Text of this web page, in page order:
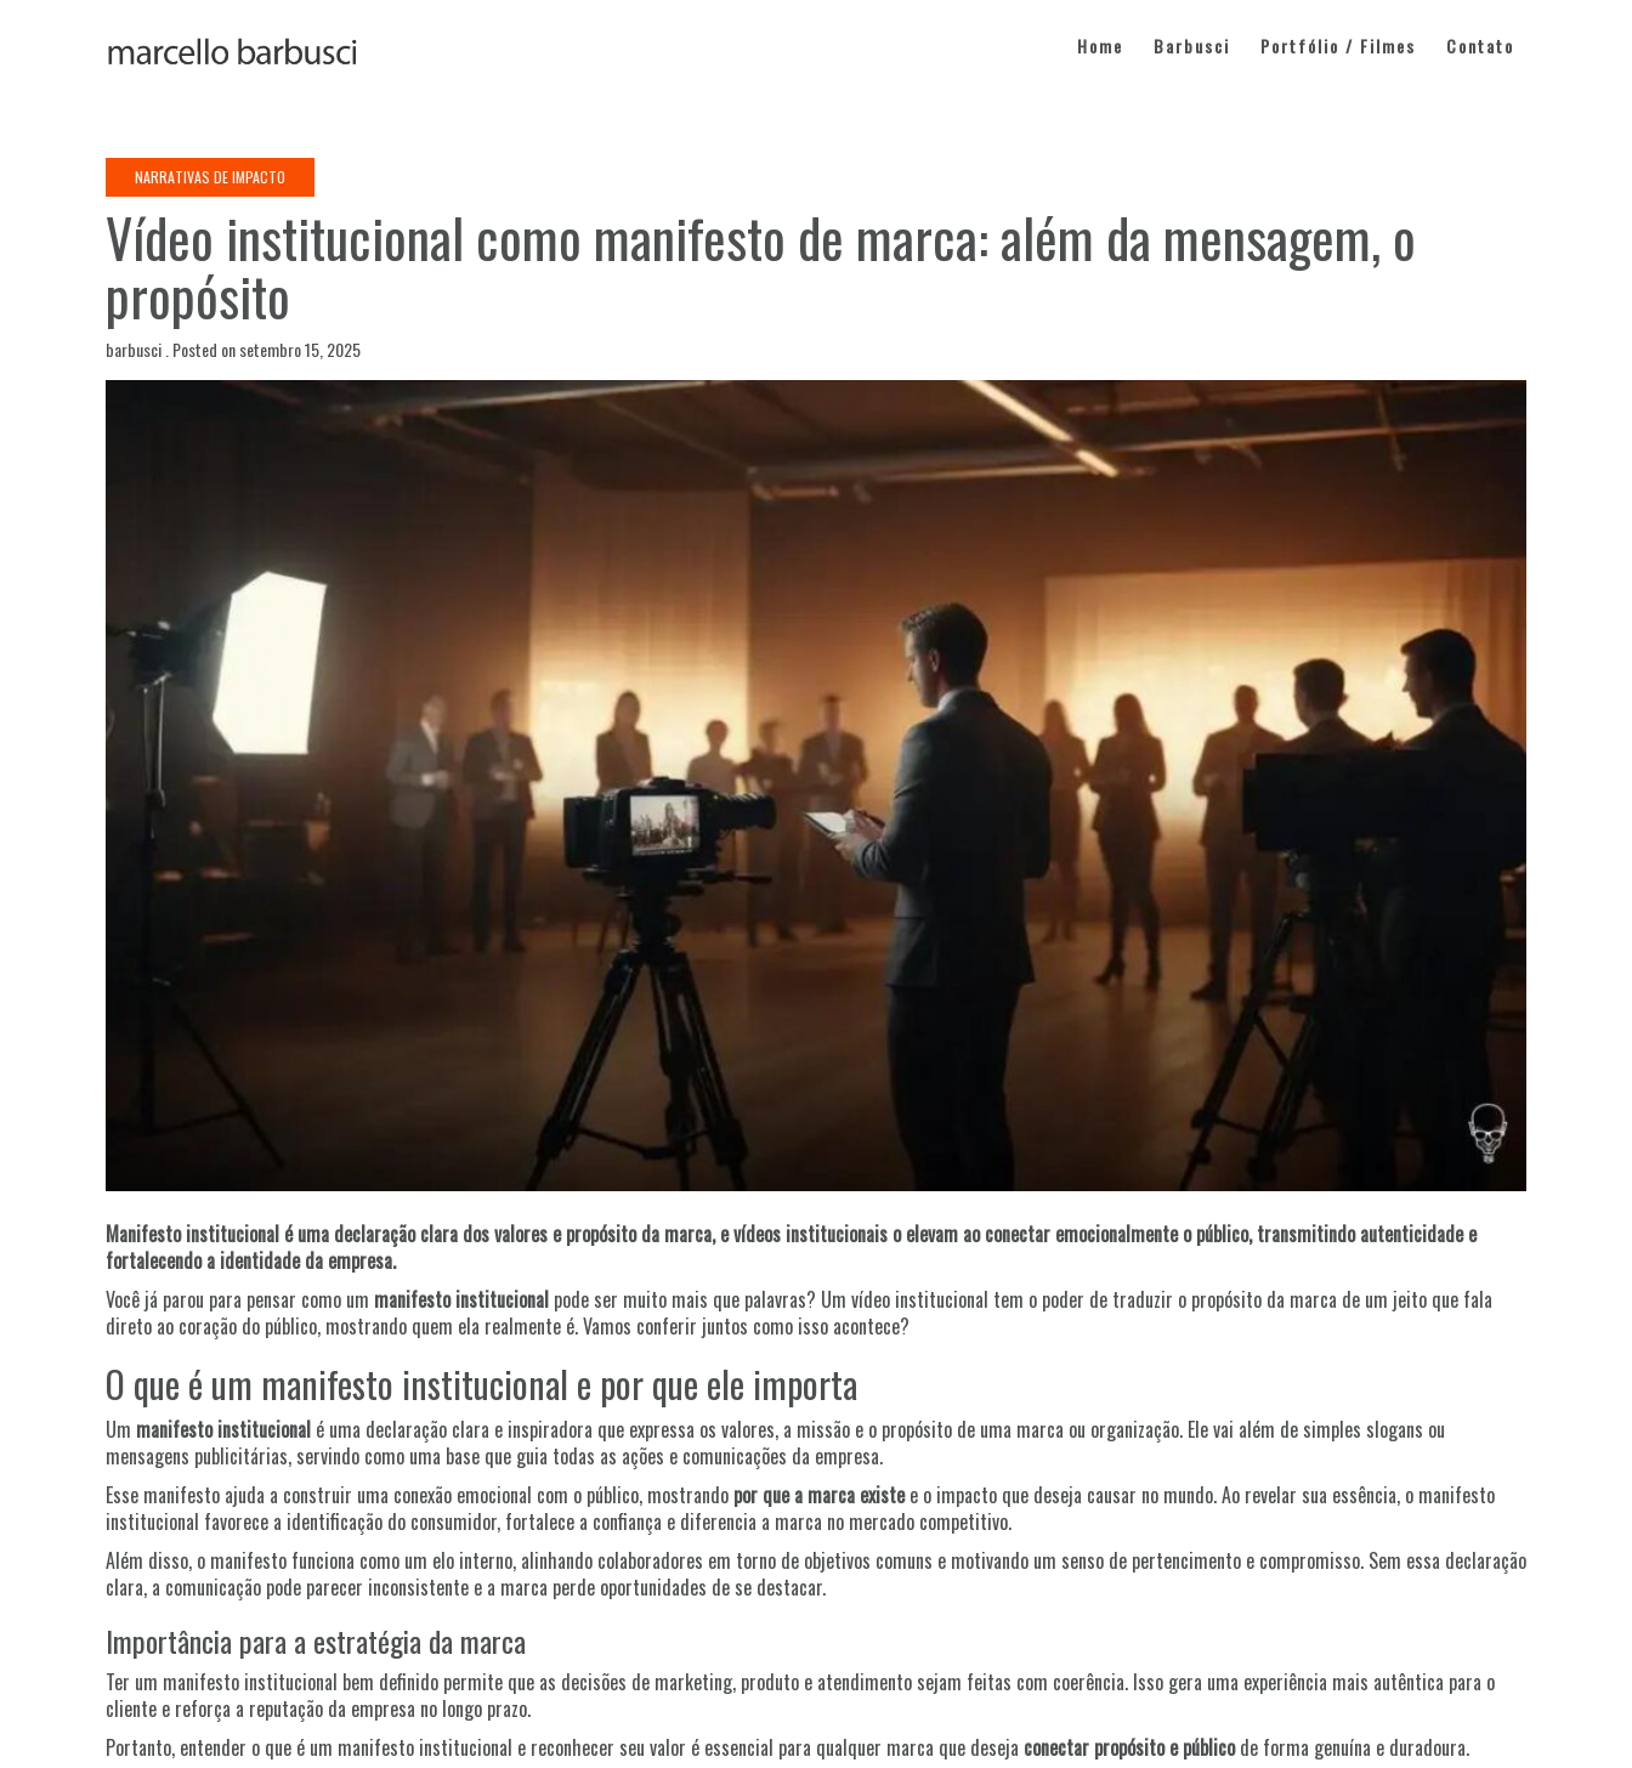
Home Barbusci Portfólio / Filmes Contato
NARRATIVAS DE IMPACTO
Vídeo institucional como manifesto de marca: além da mensagem, o
propósito
barbusci . Posted onsetembro 15, 2025
Manifesto institucional é uma declaração clara dos valores e propósito da marca, e vídeos institucionais o elevam ao conectar emocionalmente o público, transmitindo autenticidade e
fortalecendo a identidade da empresa.
Você já parou para pensar como um manifesto institucional pode ser muito mais que palavras? Um vídeo institucional tem o poder de traduzir o propósito da marca de um jeito que fala
direto ao coração do público, mostrando quem ela realmente é. Vamos conferir juntos como isso acontece?
O que é um manifesto institucional e por que ele importa
Um manifesto institucional é uma declaração clara e inspiradora que expressa os valores, a missão e o propósito de uma marca ou organização. Ele vai além de simples slogans ou
mensagens publicitárias, servindo como uma base que guia todas as ações e comunicações da empresa.
Esse manifesto ajuda a construir uma conexão emocional com o público, mostrando por que a marca existee o impacto que deseja causar no mundo. Ao revelar sua essência, o manifesto
institucional favorece a identificação do consumidor, fortalece a confiança e diferencia a marca no mercado competitivo.
Além disso, o manifesto funciona como um elo interno, alinhando colaboradores em torno de objetivos comuns e motivando um senso de pertencimento e compromisso. Sem essa declaração
clara, a comunicação pode parecer inconsistente e a marca perde oportunidades de se destacar.
Importância para a estratégia da marca
Ter um manifesto institucional bem definido permite que as decisões de marketing, produto e atendimento sejam feitas com coerência. Isso gera uma experiência mais autêntica para o
cliente e reforça a reputação da empresa no longo prazo.
Portanto, entender o que é um manifesto institucional e reconhecer seu valor é essencial para qualquer marca que deseja conectar propósito e públicode forma genuína e duradoura.